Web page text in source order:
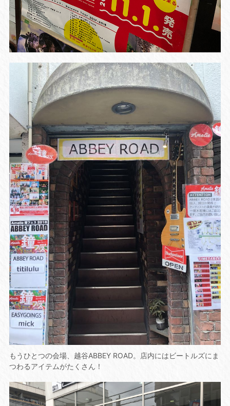
もうひとつの会場、越谷ABBEY ROAD。店内にはビートルズにま
つわるアイテムがたくさん！